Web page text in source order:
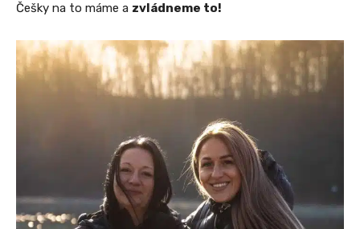
Češky na to máme a zvládneme to!